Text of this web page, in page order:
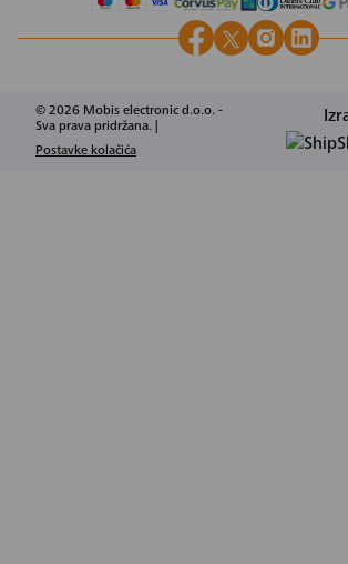
© 2026 Mobis electronic d.o.o. -
Sva prava pridržana. |
Postavke kolačića